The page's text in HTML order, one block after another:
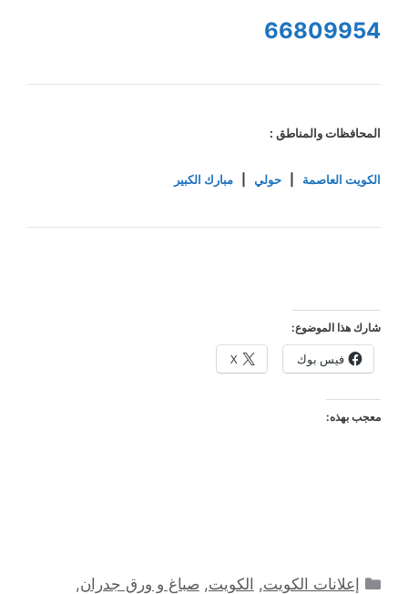
66809954
المحافظات والمناطق :
الكويت العاصمة حولي مبارك الكبير
شارك هذا الموضوع:
فيس بوك X
معجب بهذه:
التصنيفات
إعلانات الكويت, الكويت, صباغ و ورق جدران,